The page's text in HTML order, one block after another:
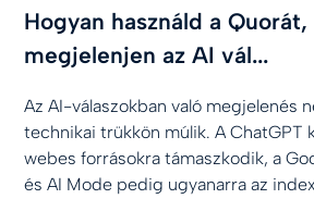
Hogyan használd a
megjelenjen az AI vál...
Az AI-válaszokban való megjelenés
technikai trükkön múlik. A ChatGPT
webes forrásokra támaszkodik, a
és AI Mode pedig ugyanarra az